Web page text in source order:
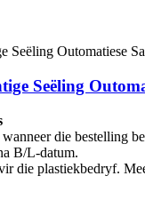
Seëling
die bestelling
B/L-datum.
die plastiekbedryf.